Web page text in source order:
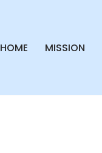
HOME MISSION